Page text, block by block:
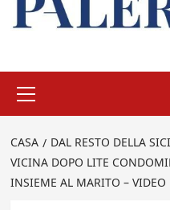
principale
CASA DAL RESTO DELLA
VICINA DOPO LITE
INSIEME AL MARITO – VIDEO